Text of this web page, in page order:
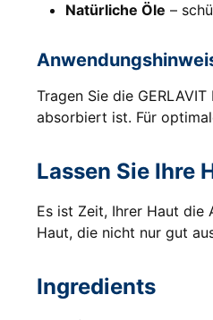
Natürliche Öle –
Tragen Sie die
absorbiert ist. Für
Lassen Sie Ihre
Es ist Zeit, Ihrer Haut die
Haut, die nicht nur gut
Ingredients